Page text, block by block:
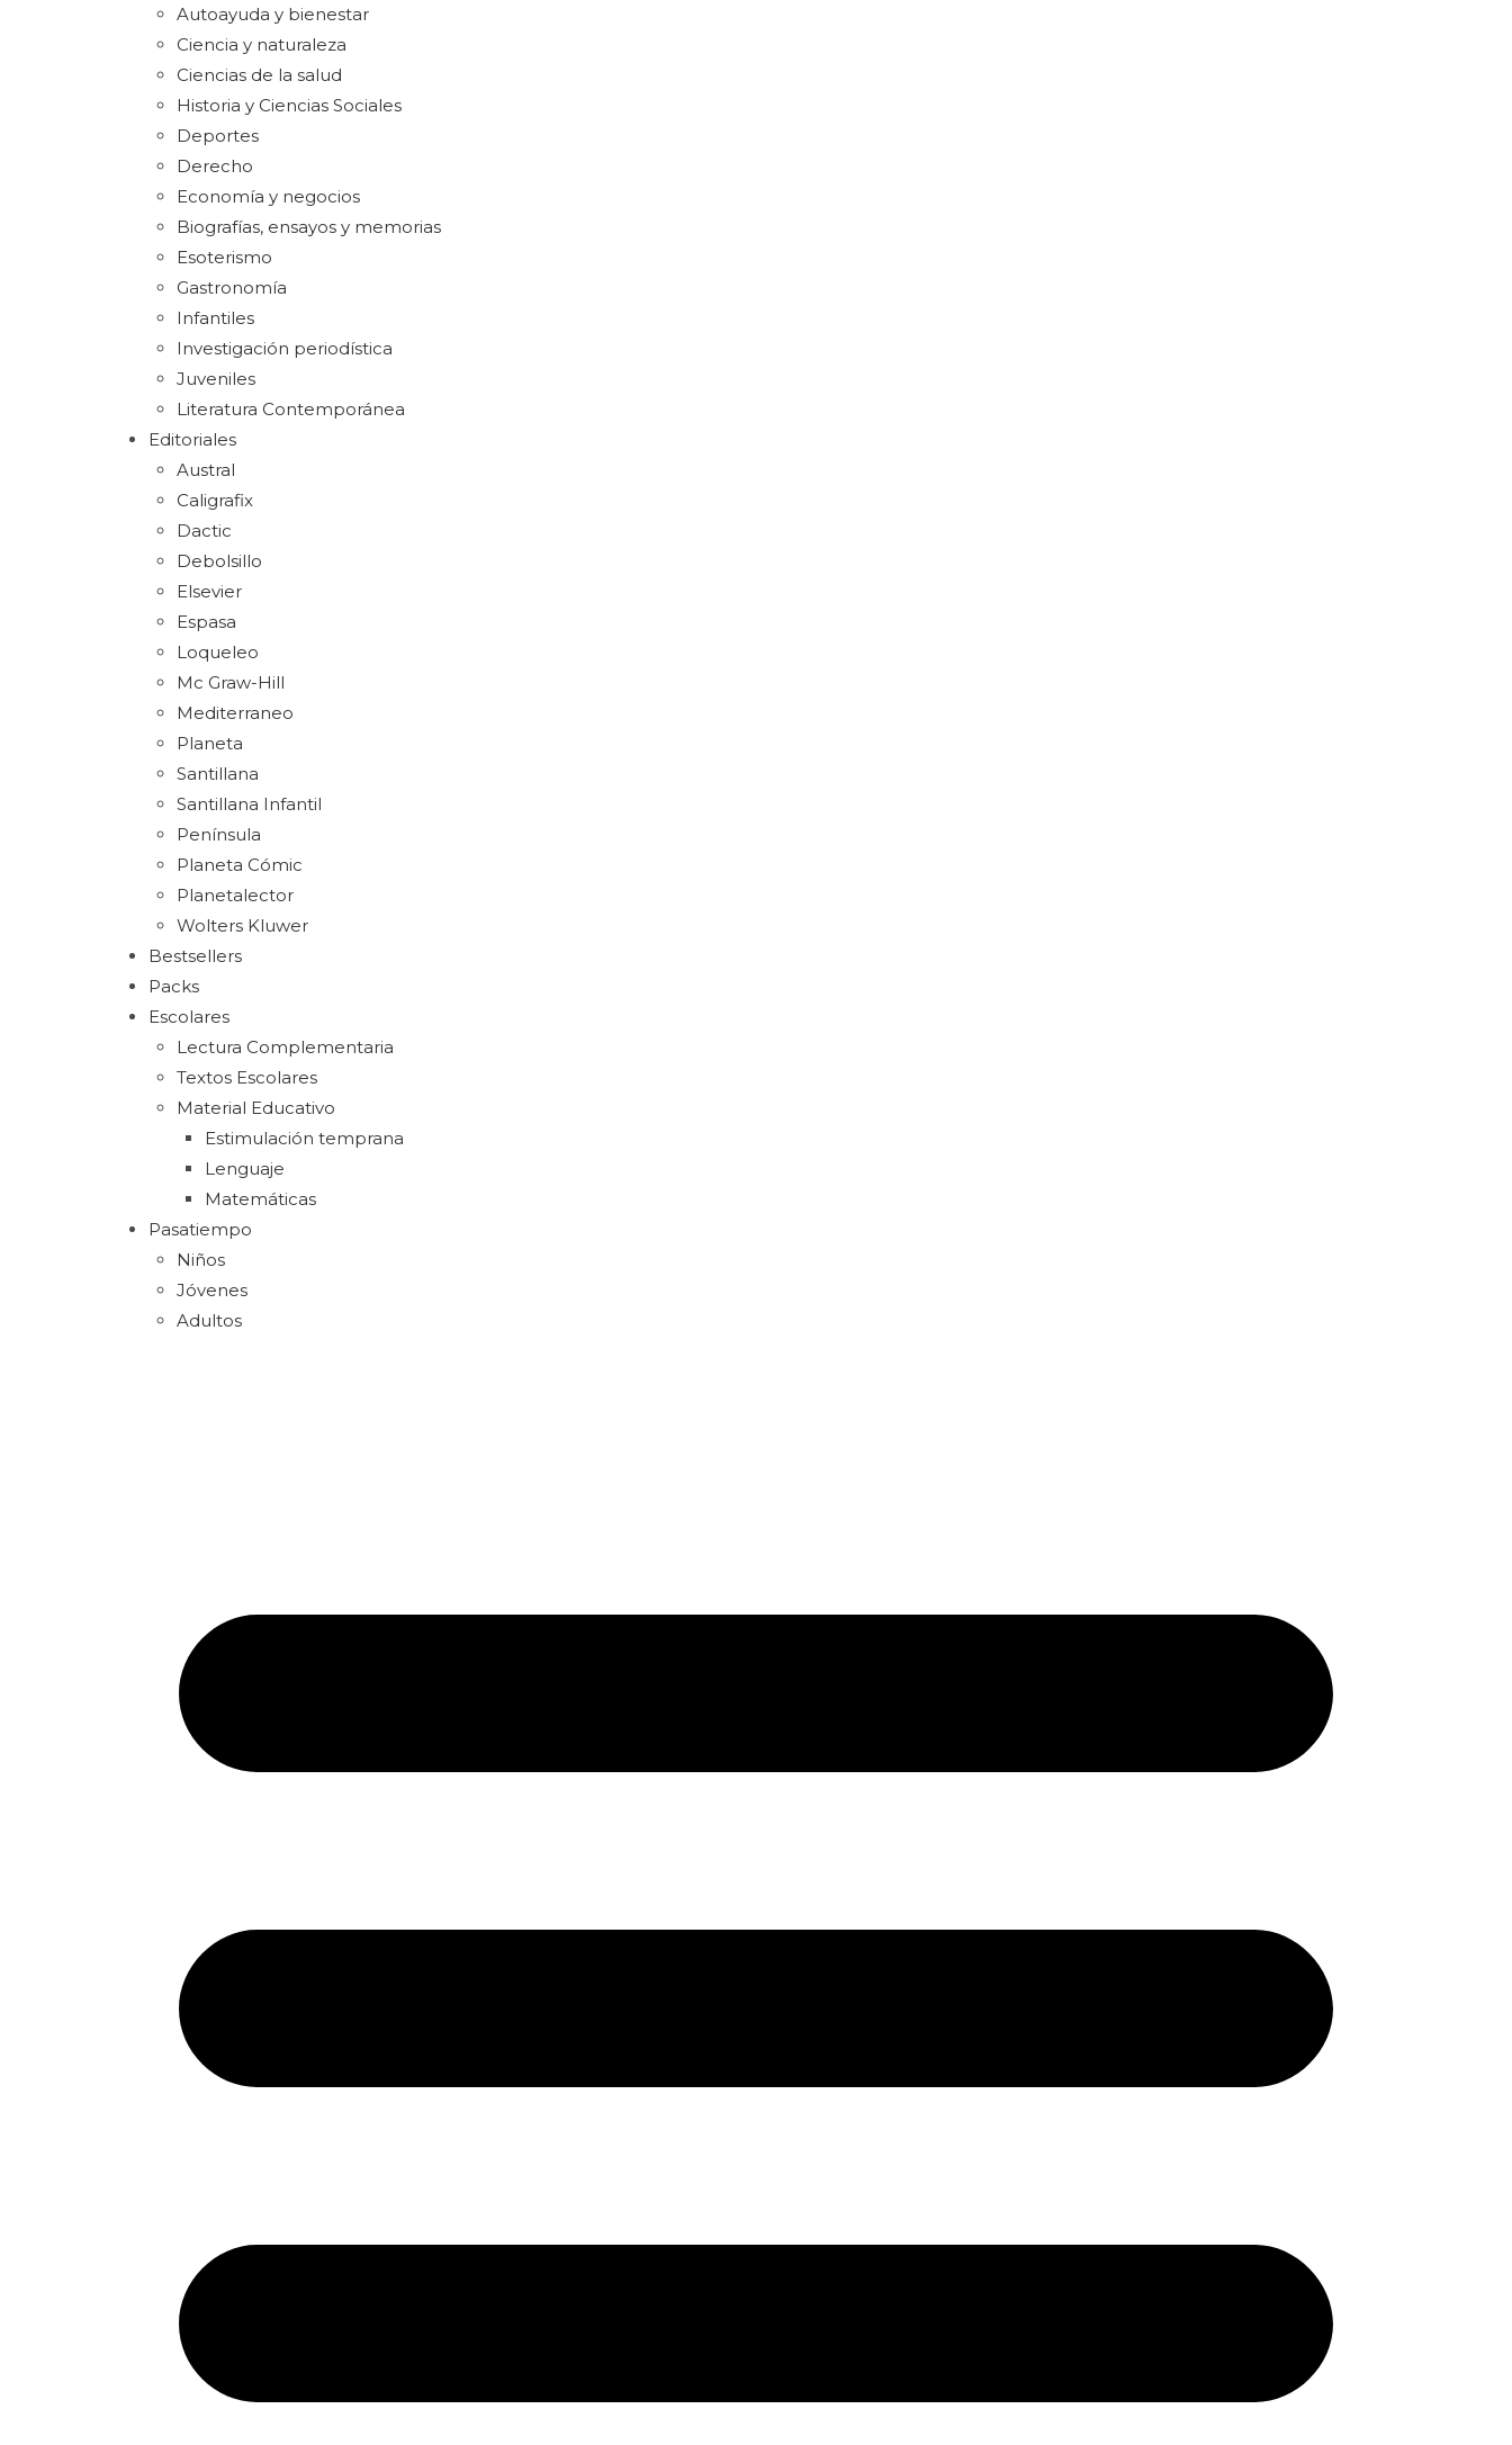
Autoayuda y bienestar
Ciencia y naturaleza
Ciencias de la salud
Historia y Ciencias Sociales
Deportes
Derecho
Economía y negocios
Biografías, ensayos y memorias
Esoterismo
Gastronomía
Infantiles
Investigación periodística
Juveniles
Literatura Contemporánea
Editoriales
Austral
Caligrafix
Dactic
Debolsillo
Elsevier
Espasa
Loqueleo
Mc Graw-Hill
Mediterraneo
Planeta
Santillana
Santillana Infantil
Península
Planeta Cómic
Planetalector
Wolters Kluwer
Bestsellers
Packs
Escolares
Lectura Complementaria
Textos Escolares
Material Educativo
Estimulación temprana
Lenguaje
Matemáticas
Pasatiempo
Niños
Jóvenes
Adultos